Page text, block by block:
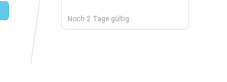
Noch 2 Tage gültig